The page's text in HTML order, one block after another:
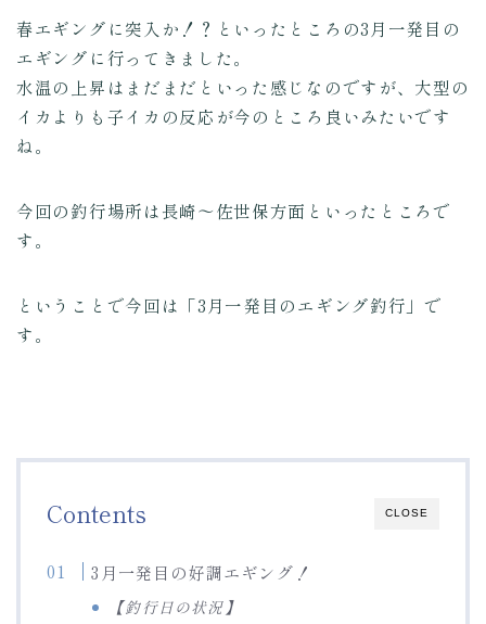
春エギングに突入か！？といったところの3月一発目の
エギングに行ってきました。
水温の上昇はまだまだといった感じなのですが、大型の
イカよりも子イカの反応が今のところ良いみたいです
ね。
今回の釣行場所は長崎～佐世保方面といったところで
す。
ということで今回は「3月一発目のエギング釣行」で
す。
CLOSE
Contents
3月一発目の好調エギング！
【釣行日の状況】